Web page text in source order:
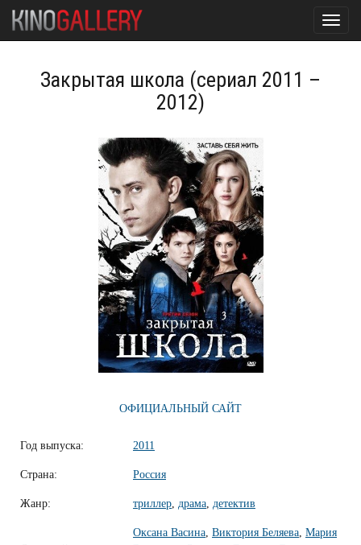
Закрытая школа (сериал 2011 –
2012)
ОФИЦИАЛЬНЫЙ САЙТ
Год выпуска: 2011
Страна: Россия
Жанр: триллер, драма, детектив
Оксана Васина, Виктория Беляева, Мария